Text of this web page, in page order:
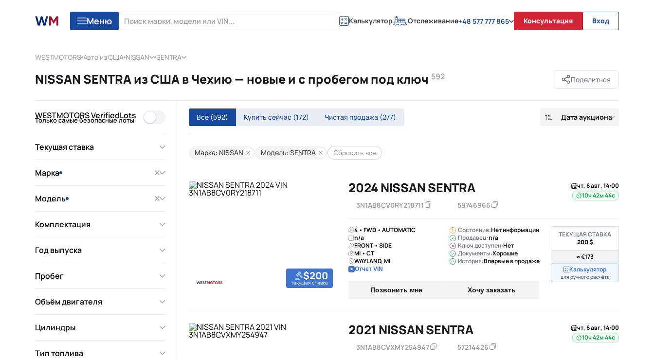
Меню Калькулятор Отслеживание+48 577 777 865 Консультация Вход
WESTMOTORS Авто из США NISSAN SENTRA
NISSAN SENTRA из США в Чехию — новые и с пробегом под ключ 592 Поделиться
WESTMOTORS VerifiedLots
Только самые безопасные лоты
Текущая ставка
Марка
Модель
Комплектация
Год выпуска
Пробег
Объём двигателя
Цилиндры
Тип топлива
Дата аукциона
Все (592) Купить сейчас (172) Чистая продажа (277)
Марка: NISSAN Модель: SENTRA Сбросить все
$200
текущая ставка
2024 NISSAN SENTRA
3N1AB8CV0RY218711 59746966
чт, 6 авг, 14:00
10ч 42м 43с
4 • FWD • AUTOMATIC
n/a
FRONT • SIDE
MI • CT
WAYLAND, MI
Отчет VIN
Состояние:Нет информации
Продавец:n/a
Ключ доступен:Нет
Документы:Хорошие
История:Впервые в продаже
Позвонить мне Хочу заказать
ТЕКУЩАЯ СТАВКА
200 $
≈ €173
Калькулятор
для ручного расчёта
2021 NISSAN SENTRA
3N1AB8CVXMY254947 57214426
чт, 6 авг, 14:00
10ч 42м 43с